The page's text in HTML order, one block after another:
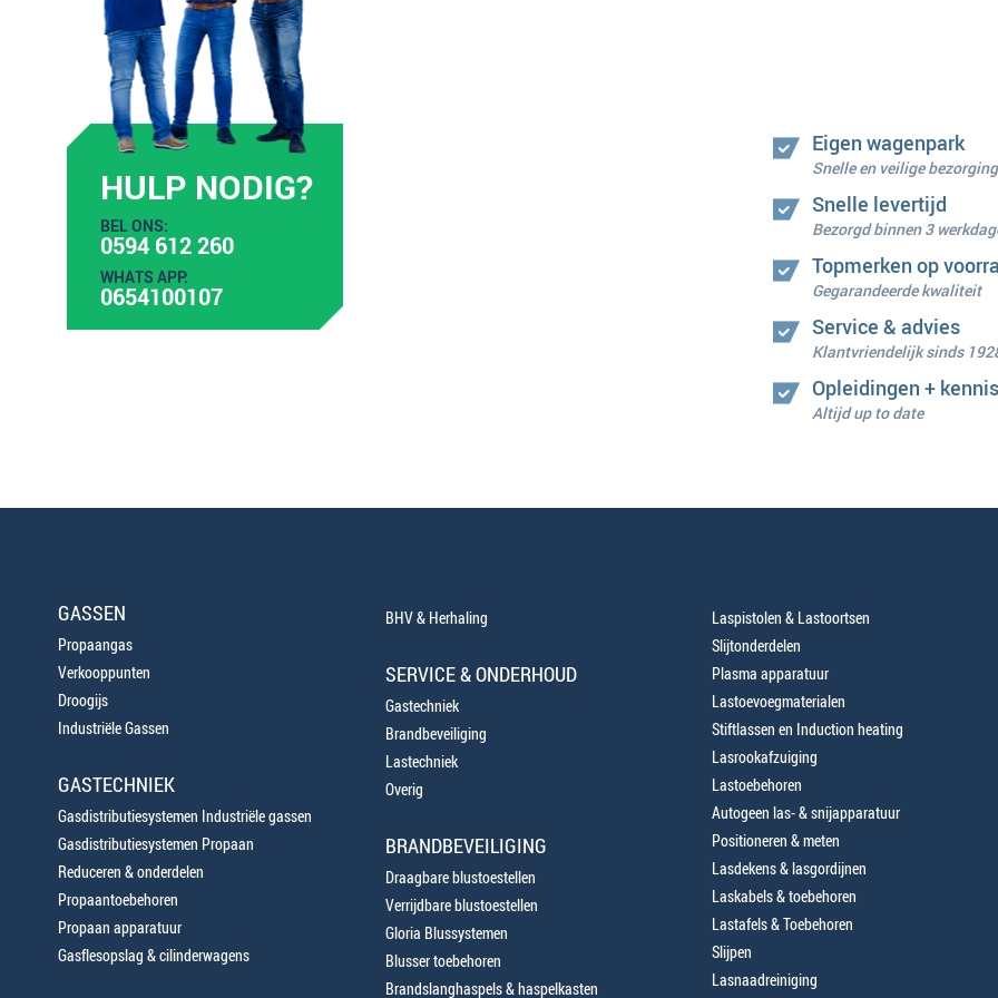
HULP NODIG?
BEL ONS:
0594 612 260
WHATS APP:
0654100107
Eigen wagenpark
Snelle en veilige bezorging
Snelle levertijd
Bezorgd binnen 3
Topmerken op
Gegarandeerde kwaliteit
Service & advies
Klantvriendelijk sinds
Opleidingen + kennis
Altijd up to date
GASSEN
Propaangas
Verkooppunten
Droogijs
Industriële Gassen
GASTECHNIEK
Gasdistributiesystemen Industriële gassen
Gasdistributiesystemen Propaan
Reduceren & onderdelen
Propaantoebehoren
Propaan apparatuur
Gasflesopslag & cilinderwagens
BHV & Herhaling
SERVICE & ONDERHOUD
Gastechniek
Brandbeveiliging
Lastechniek
Overig
BRANDBEVEILIGING
Draagbare blustoestellen
Verrijdbare blustoestellen
Gloria Blussystemen
Blusser toebehoren
Brandslanghaspels & haspelkasten
Laspistolen & Lastoortsen
Slijtonderdelen
Plasma apparatuur
Lastoevoegmaterialen
Stiftlassen en Induction heating
Lasrookafzuiging
Lastoebehoren
Autogeen las- & snijapparatuur
Positioneren & meten
Lasdekens & lasgordijnen
Laskabels & toebehoren
Lastafels & Toebehoren
Slijpen
Lasnaadreiniging